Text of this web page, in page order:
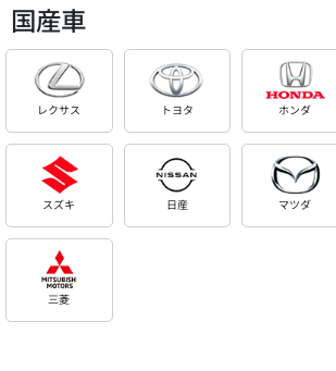
国産車
レクサス トヨタ ホンダ
スズキ 日産 マツダ
三菱